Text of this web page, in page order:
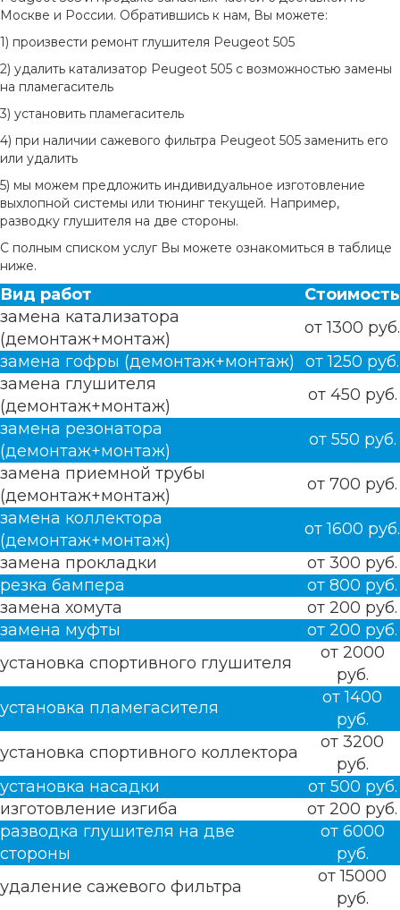
Москве и России. Обратившись к нам, Вы можете:
1) произвести ремонт глушителя Peugeot 505
2) удалить катализатор Peugeot 505 с возможностью замены
на пламегаситель
3) установить пламегаситель
4) при наличии сажевого фильтра Peugeot 505 заменить его
или удалить
5) мы можем предложить индивидуальное изготовление
выхлопной системы или тюнинг текущей. Например,
разводку глушителя на две стороны.
С полным списком услуг Вы можете ознакомиться в таблице
ниже.
Вид работ
Стоимость
замена катализатора
(демонтаж+монтаж)
от 1300 руб.
замена гофры (демонтаж+монтаж)
от 1250 руб.
замена глушителя
(демонтаж+монтаж)
от 450 руб.
замена резонатора
(демонтаж+монтаж)
от 550 руб.
замена приемной трубы
(демонтаж+монтаж)
от 700 руб.
замена коллектора
(демонтаж+монтаж)
от 1600 руб.
замена прокладки
от 300 руб.
резка бампера
от 800 руб.
замена хомута
от 200 руб.
замена муфты
от 200 руб.
установка спортивного глушителя
от 2000
руб.
установка пламегасителя
от 1400
руб.
установка спортивного коллектора
от 3200
руб.
установка насадки
от 500 руб.
изготовление изгиба
от 200 руб.
разводка глушителя на две
стороны
от 6000
руб.
удаление сажевого фильтра
от 15000
руб.